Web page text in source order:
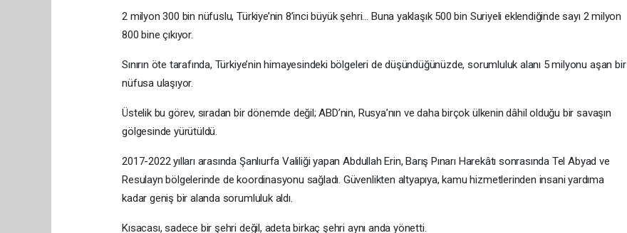
2 milyon 300 bin nüfuslu, Türkiye’nin 8’inci büyük şehri… Buna yaklaşık 500 bin Suriyeli eklendiğinde sayı 2 milyon
800 bine çıkıyor.
Sınırın öte tarafında, Türkiye’nin himayesindeki bölgeleri de düşündüğünüzde, sorumluluk alanı 5 milyonu aşan bir
nüfusa ulaşıyor.
Üstelik bu görev, sıradan bir dönemde değil; ABD’nin, Rusya’nın ve daha birçok ülkenin dâhil olduğu bir savaşın
gölgesinde yürütüldü.
2017-2022 yılları arasında Şanlıurfa Valiliği yapan Abdullah Erin, Barış Pınarı Harekâtı sonrasında Tel Abyad ve
Resulayn bölgelerinde de koordinasyonu sağladı. Güvenlikten altyapıya, kamu hizmetlerinden insani yardıma
kadar geniş bir alanda sorumluluk aldı.
Kısacası, sadece bir şehri değil, adeta birkaç şehri aynı anda yönetti.